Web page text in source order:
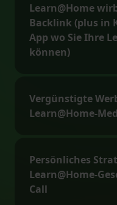
Learn@Home
Backlink (plus in
App wo Sie Ihre
können)
Vergünstigte
Learn@Home-
Persönliches
Learn@Home-
Call